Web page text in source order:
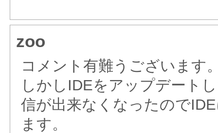
zoo
コメント有難うございます
しかしIDEをアップデート
信が出来なくなったので
ます。